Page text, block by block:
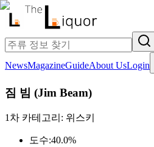
NewsMagazineGuideAbout UsLogin
짐 빔 (Jim Beam)
1차 카테고리: 위스키
도수:40.0%